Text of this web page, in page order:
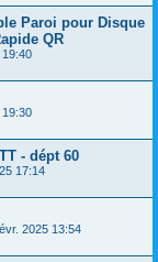
Paroi pour Disque
QR
19:40
19:30
- dépt 60
17:14
2025 13:54